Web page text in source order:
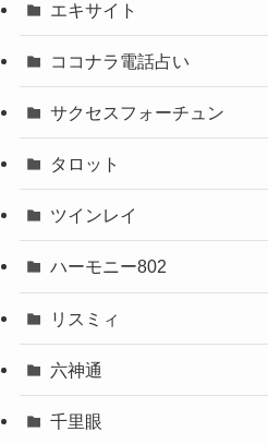
エキサイト
ココナラ電話占い
サクセスフォーチュン
タロット
ツインレイ
ハーモニー802
リスミィ
六神通
千里眼